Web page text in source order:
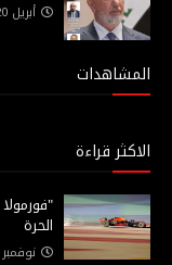
أبريل 20, 2026
المشاهدات
الاكثر قراءة
الحرة
نوفمبر 28, 2020